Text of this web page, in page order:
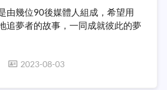
由幾位90後媒體人組成，希望用
追夢者的故事，一同成就彼此的夢
2023-08-03